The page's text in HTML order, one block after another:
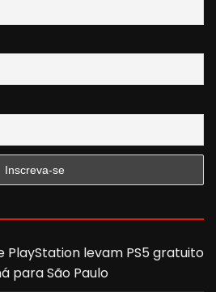
levam PS5 gratuito
para São Paulo